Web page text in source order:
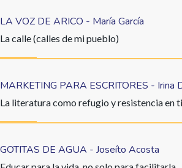
LA VOZ DE ARICO - María García
La calle (calles de mi pueblo)
MARKETING PARA ESCRITORES - Irina
La literatura como refugio y resistencia en
GOTITAS DE AGUA - Joseíto Acosta